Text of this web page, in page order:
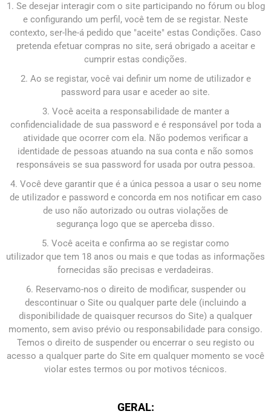
1. Se desejar interagir com o site participando no fórum ou blog
e configurando um perfil, você tem de se registar. Neste
contexto, ser-lhe-á pedido que "aceite" estas Condições. Caso
pretenda efetuar compras no site, será obrigado a aceitar e
cumprir estas condições.
2. Ao se registar, você vai definir um nome de utilizador e
password para usar e aceder ao site.
3. Você aceita a responsabilidade de manter a
confidencialidade de sua password e é responsável por toda a
atividade que ocorrer com ela. Não podemos verificar a
identidade de pessoas atuando na sua conta e não somos
responsáveis ​​se sua password for usada por outra pessoa.
4. Você deve garantir que é a única pessoa a usar o seu nome
de utilizador e password e concorda em nos notificar em caso
de uso não autorizado ou outras violações de
segurança logo que se aperceba disso.
5. Você aceita e confirma ao se registar como
utilizador que tem 18 anos ou mais e que todas as informações
fornecidas são precisas e verdadeiras.
6. Reservamo-nos o direito de modificar, suspender ou
descontinuar o Site ou qualquer parte dele (incluindo a
disponibilidade de quaisquer recursos do Site) a qualquer
momento, sem aviso prévio ou responsabilidade para consigo.
Temos o direito de suspender ou encerrar o seu registo ou
acesso a qualquer parte do Site em qualquer momento se você
violar estes termos ou por motivos técnicos.
GERAL: